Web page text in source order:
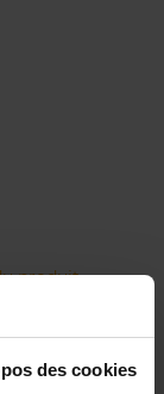
des cookies
produit.